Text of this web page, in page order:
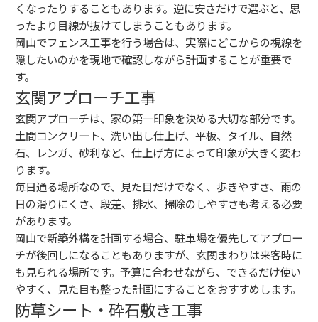
くなったりすることもあります。逆に安さだけで選ぶと、思
ったより目線が抜けてしまうこともあります。
岡山でフェンス工事を行う場合は、実際にどこからの視線を
隠したいのかを現地で確認しながら計画することが重要で
す。
玄関アプローチ工事
玄関アプローチは、家の第一印象を決める大切な部分です。
土間コンクリート、洗い出し仕上げ、平板、タイル、自然
石、レンガ、砂利など、仕上げ方によって印象が大きく変わ
ります。
毎日通る場所なので、見た目だけでなく、歩きやすさ、雨の
日の滑りにくさ、段差、排水、掃除のしやすさも考える必要
があります。
岡山で新築外構を計画する場合、駐車場を優先してアプロー
チが後回しになることもありますが、玄関まわりは来客時に
も見られる場所です。予算に合わせながら、できるだけ使い
やすく、見た目も整った計画にすることをおすすめします。
防草シート・砕石敷き工事